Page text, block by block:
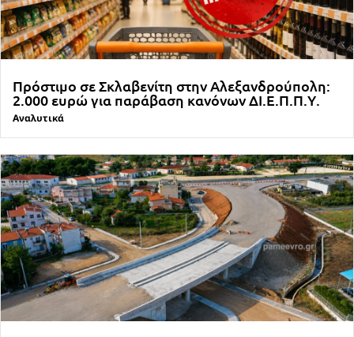
Πρόστιμο σε Σκλαβενίτη στην Αλεξανδρούπολη:
2.000 ευρώ για παράβαση κανόνων ΔΙ.Ε.Π.Π.Υ.
Αναλυτικά